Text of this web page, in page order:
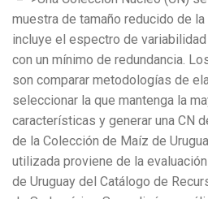
muestra de tamaño reducido de
incluye el espectro de
con un mínimo de redundancia.
son comparar metodologías de
seleccionar la que mantenga la
características y generar una CN
de la Colección de Maíz de
utilizada proviene de la
de Uruguay del Catálogo de